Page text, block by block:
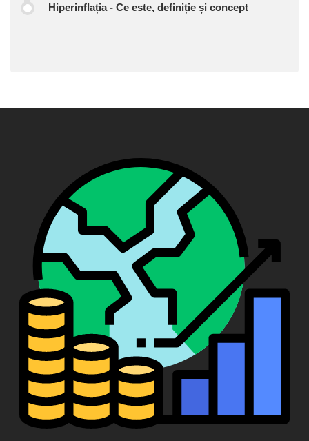
Hiperinflația - Ce este, definiție și concept